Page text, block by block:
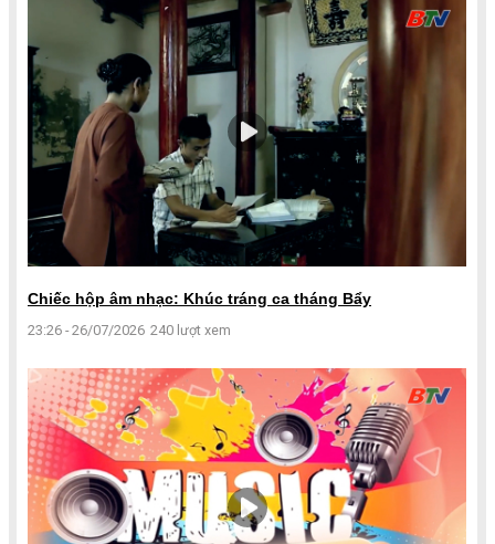
Chiếc hộp âm nhạc: Khúc tráng ca tháng Bẩy
23:26 - 26/07/2026 240 lượt xem